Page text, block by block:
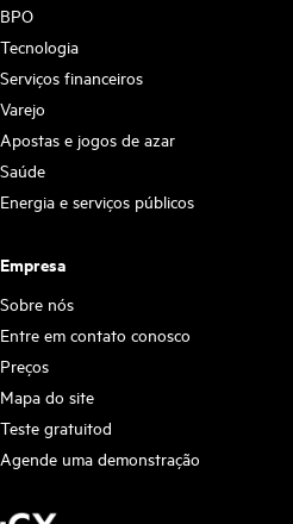
BPO
Tecnologia
Serviços financeiros
Varejo
Apostas e jogos de azar
Saúde
Energia e serviços públicos
Empresa
Sobre nós
Entre em contato conosco
Preços
Mapa do site
Teste gratuitod
Agende uma demonstração